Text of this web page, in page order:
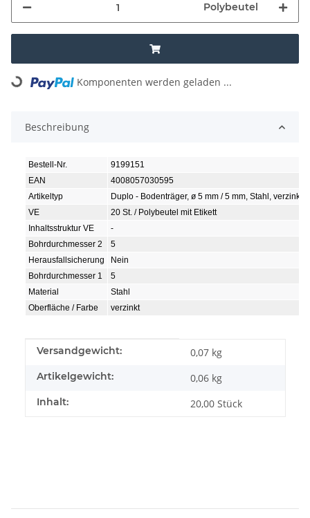
Polybeutel
Loading... Komponenten werden geladen ...
Beschreibung
Bestell-Nr.
9199151
EAN
4008057030595
Artikeltyp
Duplo - Bodenträger, ø 5 mm / 5 mm, Stahl, verzinkt
VE
20 St. / Polybeutel mit Etikett
Inhaltsstruktur VE
-
Bohrdurchmesser 2
5
Herausfallsicherung
Nein
Bohrdurchmesser 1
5
Material
Stahl
Oberfläche / Farbe
verzinkt
Produkteigenschaft
Wert
Versandgewicht: 0,07 kg
Artikelgewicht: 0,06 kg
Inhalt: 20,00 Stück